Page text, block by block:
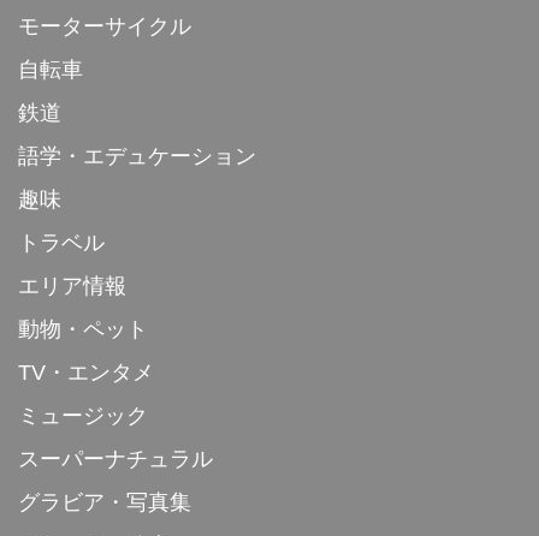
モーターサイクル
自転車
鉄道
語学・エデュケーション
趣味
トラベル
エリア情報
動物・ペット
TV・エンタメ
ミュージック
スーパーナチュラル
グラビア・写真集